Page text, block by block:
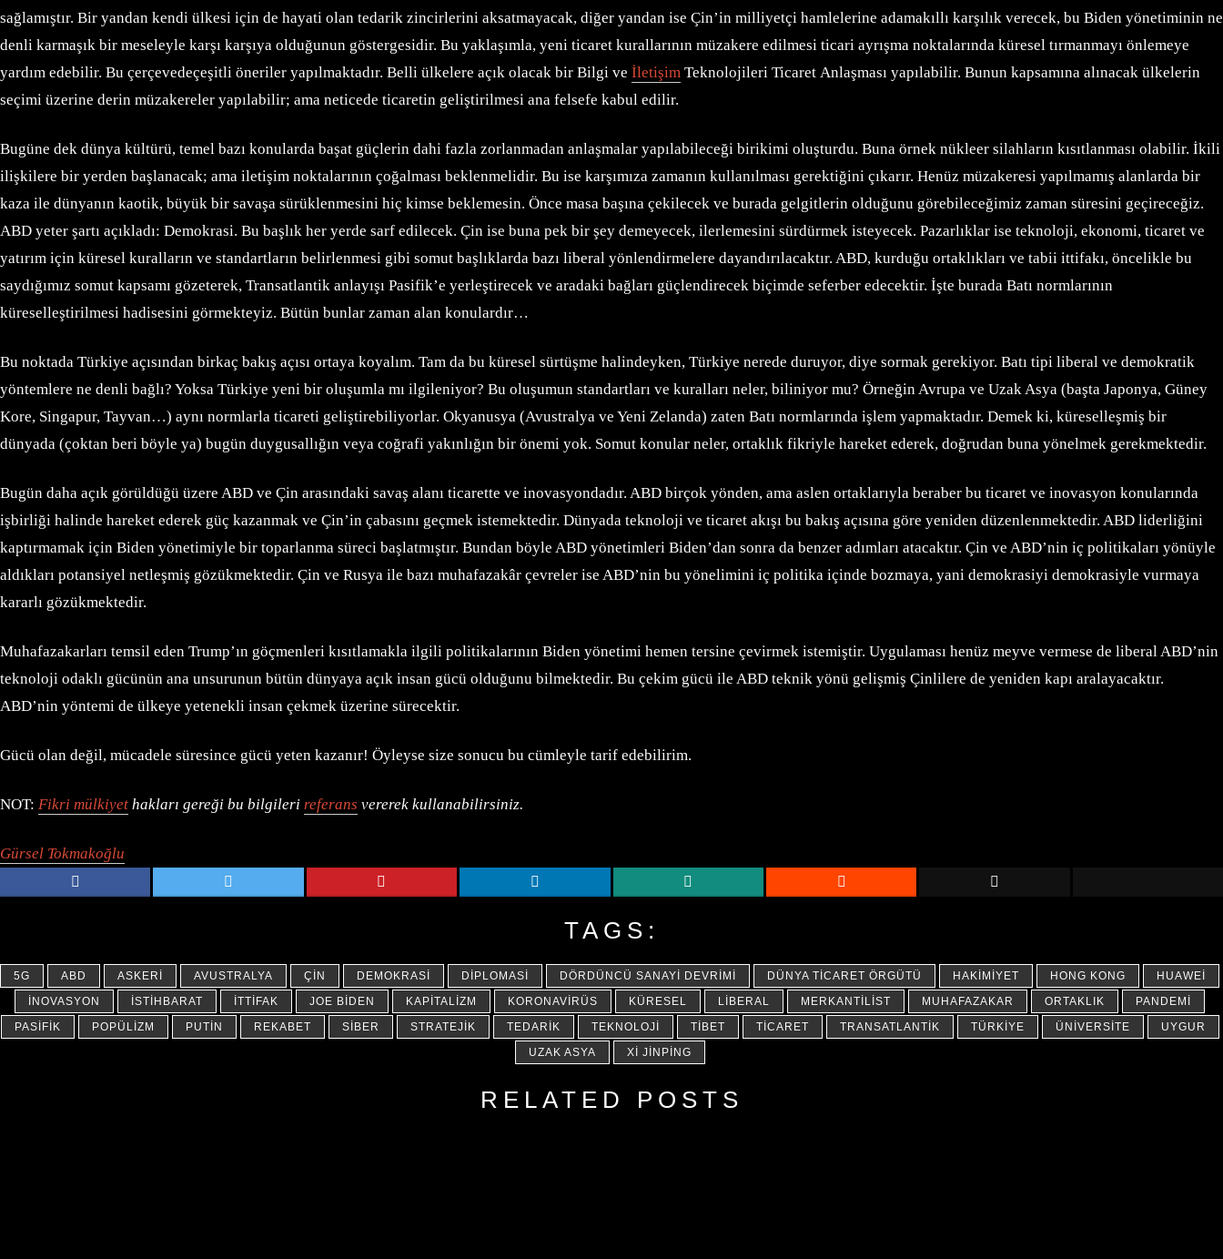
sağlamıştır. Bir yandan kendi ülkesi için de hayati olan tedarik zincirlerini aksatmayacak, diğer yandan ise Çin’in milliyetçi hamlelerine adamakıllı karşılık verecek, bu Biden yönetiminin ne
denli karmaşık bir meseleyle karşı karşıya olduğunun göstergesidir. Bu yaklaşımla, yeni ticaret kurallarının müzakere edilmesi ticari ayrışma noktalarında küresel tırmanmayı önlemeye
yardım edebilir. Bu çerçevedeçeşitli öneriler yapılmaktadır. Belli ülkelere açık olacak bir Bilgi ve İletişim Teknolojileri Ticaret Anlaşması yapılabilir. Bunun kapsamına alınacak ülkelerin
seçimi üzerine derin müzakereler yapılabilir; ama neticede ticaretin geliştirilmesi ana felsefe kabul edilir.
Bugüne dek dünya kültürü, temel bazı konularda başat güçlerin dahi fazla zorlanmadan anlaşmalar yapılabileceği birikimi oluşturdu. Buna örnek nükleer silahların kısıtlanması olabilir. İkili
ilişkilere bir yerden başlanacak; ama iletişim noktalarının çoğalması beklenmelidir. Bu ise karşımıza zamanın kullanılması gerektiğini çıkarır. Henüz müzakeresi yapılmamış alanlarda bir
kaza ile dünyanın kaotik, büyük bir savaşa sürüklenmesini hiç kimse beklemesin. Önce masa başına çekilecek ve burada gelgitlerin olduğunu görebileceğimiz zaman süresini geçireceğiz.
ABD yeter şartı açıkladı: Demokrasi. Bu başlık her yerde sarf edilecek. Çin ise buna pek bir şey demeyecek, ilerlemesini sürdürmek isteyecek. Pazarlıklar ise teknoloji, ekonomi, ticaret ve
yatırım için küresel kuralların ve standartların belirlenmesi gibi somut başlıklarda bazı liberal yönlendirmelere dayandırılacaktır. ABD, kurduğu ortaklıkları ve tabii ittifakı, öncelikle bu
saydığımız somut kapsamı gözeterek, Transatlantik anlayışı Pasifik’e yerleştirecek ve aradaki bağları güçlendirecek biçimde seferber edecektir. İşte burada Batı normlarının
küreselleştirilmesi hadisesini görmekteyiz. Bütün bunlar zaman alan konulardır…
Bu noktada Türkiye açısından birkaç bakış açısı ortaya koyalım. Tam da bu küresel sürtüşme halindeyken, Türkiye nerede duruyor, diye sormak gerekiyor. Batı tipi liberal ve demokratik
yöntemlere ne denli bağlı? Yoksa Türkiye yeni bir oluşumla mı ilgileniyor? Bu oluşumun standartları ve kuralları neler, biliniyor mu? Örneğin Avrupa ve Uzak Asya (başta Japonya, Güney
Kore, Singapur, Tayvan…) aynı normlarla ticareti geliştirebiliyorlar. Okyanusya (Avustralya ve Yeni Zelanda) zaten Batı normlarında işlem yapmaktadır. Demek ki, küreselleşmiş bir
dünyada (çoktan beri böyle ya) bugün duygusallığın veya coğrafi yakınlığın bir önemi yok. Somut konular neler, ortaklık fikriyle hareket ederek, doğrudan buna yönelmek gerekmektedir.
Bugün daha açık görüldüğü üzere ABD ve Çin arasındaki savaş alanı ticarette ve inovasyondadır. ABD birçok yönden, ama aslen ortaklarıyla beraber bu ticaret ve inovasyon konularında
işbirliği halinde hareket ederek güç kazanmak ve Çin’in çabasını geçmek istemektedir. Dünyada teknoloji ve ticaret akışı bu bakış açısına göre yeniden düzenlenmektedir. ABD liderliğini
kaptırmamak için Biden yönetimiyle bir toparlanma süreci başlatmıştır. Bundan böyle ABD yönetimleri Biden’dan sonra da benzer adımları atacaktır. Çin ve ABD’nin iç politikaları yönüyle
aldıkları potansiyel netleşmiş gözükmektedir. Çin ve Rusya ile bazı muhafazakâr çevreler ise ABD’nin bu yönelimini iç politika içinde bozmaya, yani demokrasiyi demokrasiyle vurmaya
kararlı gözükmektedir.
Muhafazakarları temsil eden Trump’ın göçmenleri kısıtlamakla ilgili politikalarının Biden yönetimi hemen tersine çevirmek istemiştir. Uygulaması henüz meyve vermese de liberal ABD’nin
teknoloji odaklı gücünün ana unsurunun bütün dünyaya açık insan gücü olduğunu bilmektedir. Bu çekim gücü ile ABD teknik yönü gelişmiş Çinlilere de yeniden kapı aralayacaktır.
ABD’nin yöntemi de ülkeye yetenekli insan çekmek üzerine sürecektir.
Gücü olan değil, mücadele süresince gücü yeten kazanır! Öyleyse size sonucu bu cümleyle tarif edebilirim.
NOT: Fikri mülkiyet hakları gereği bu bilgileri referans vererek kullanabilirsiniz.
Gürsel Tokmakoğlu
TAGS:
5G ABD ASKERI AVUSTRALYA ÇIN DEMOKRASI DIPLOMASI DÖRDÜNCÜ SANAYI DEVRIMI DÜNYA TICARET ÖRGÜTÜ HAKIMIYET HONG KONG
HUAWEI
İNOVASYON
İSTIHBARAT İTTIFAK JOE BIDEN KAPITALIZM KORONAVIRÜS KÜRESEL LIBERAL MERKANTILIST MUHAFAZAKAR ORTAKLIK
PANDEMI
PASIFIK
POPÜLIZM PUTIN REKABET SIBER STRATEJIK TEDARIK TEKNOLOJI TIBET TICARET TRANSATLANTIK TÜRKIYE ÜNIVERSITE
UYGUR
UZAK ASYA
XI JINPING
RELATED POSTS